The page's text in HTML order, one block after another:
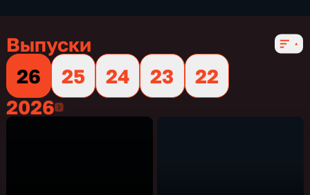
Выпуски
26
25 24 23
22
20262026